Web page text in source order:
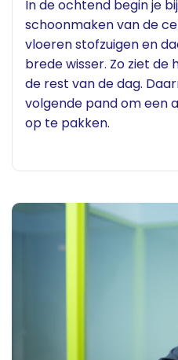
In de ochtend begin je
schoonmaken van de
vloeren stofzuigen en
brede wisser. Zo ziet de
de rest van de dag.
volgende pand om een
op te pakken.